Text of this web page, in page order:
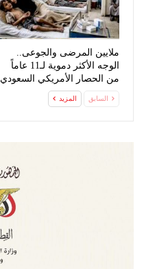
ملايين المرضى والجوعى..
الوجه الأكثر دموية لـ11 عاماً
من الحصار الأمريكي السعودي
السابق المزيد